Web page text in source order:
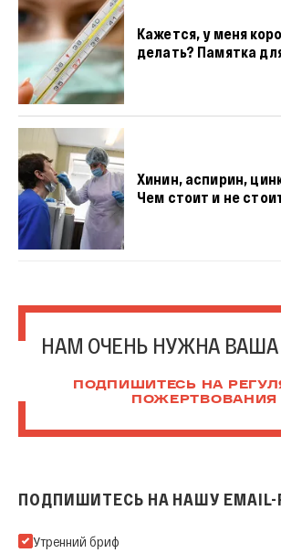
Кажется, у меня
делать? Памятка
Хинин, аспирин,
Чем стоит и не
НАМ ОЧЕНЬ НУЖНА
ПОДПИШИТЕСЬ НА
ПОЖЕРТВОВАНИЯ
ПОДПИШИТЕСЬ НА НАШУ
Подпишитесь на нашу Email-рассылку
Утренний бриф